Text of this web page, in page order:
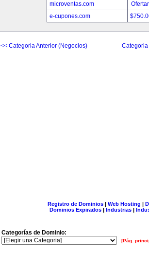
microventas.com
e-cupones.com
<< Categoria Anterior (Negocios)
Registro de Dominios| Web Hosting |
Dominios Expirados | Industrias |
Categorías de Dominio:
[Pág.